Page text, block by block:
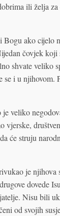
ili želja
ako cijelo
čovjek koji
shvate veliko
se i u njihovom.
veliko
vjerske,
će struju
je njihova
dovede
Nisu bili
od svojih